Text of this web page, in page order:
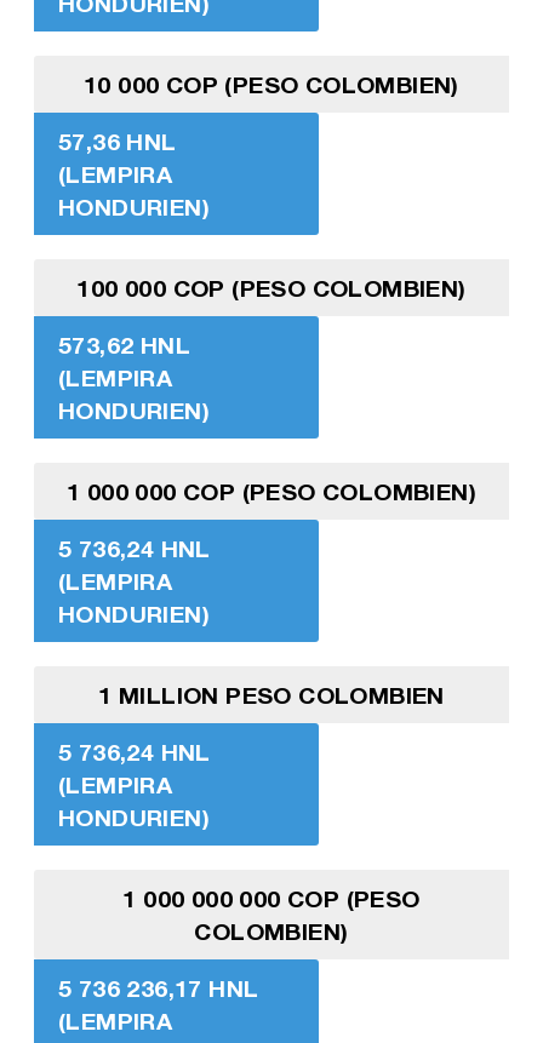
10 000 COP (PESO COLOMBIEN)
57,36 HNL
(LEMPIRA
HONDURIEN)
100 000 COP (PESO COLOMBIEN)
573,62 HNL
(LEMPIRA
HONDURIEN)
1 000 000 COP (PESO COLOMBIEN)
5 736,24 HNL
(LEMPIRA
HONDURIEN)
1 MILLION PESO COLOMBIEN
5 736,24 HNL
(LEMPIRA
HONDURIEN)
1 000 000 000 COP (PESO
COLOMBIEN)
5 736 236,17 HNL
(LEMPIRA